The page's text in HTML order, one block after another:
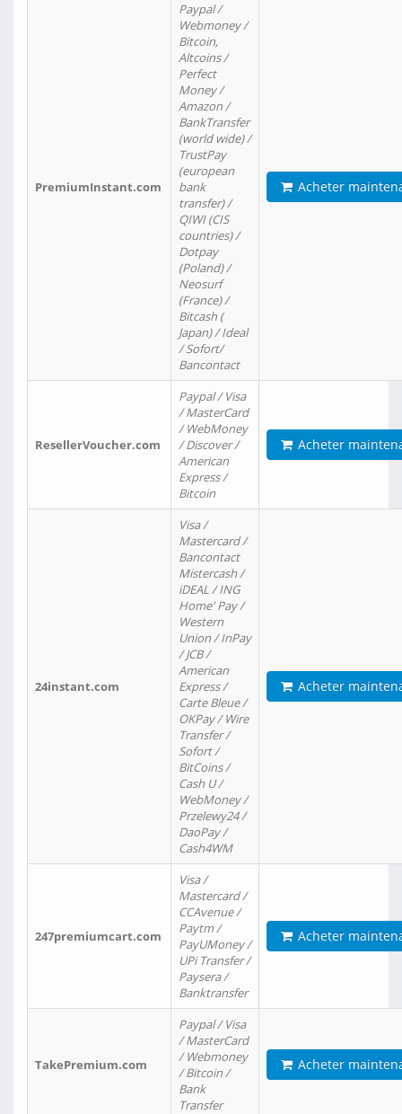
PremiumInstant.com
Paypal /
Webmoney /
Bitcoin,
Altcoins /
Perfect
Money /
Amazon /
BankTransfer
(world wide) /
TrustPay
(european
bank
transfer) /
QIWI (CIS
countries) /
Dotpay
(Poland) /
Neosurf
(France) /
Bitcash (
Japan) / Ideal
/ Sofort/
Bancontact
Acheter
ResellerVoucher.com
Paypal / Visa
/ MasterCard
/ WebMoney
/ Discover /
American
Express /
Bitcoin
Acheter
24instant.com
Visa /
Mastercard /
Bancontact
Mistercash /
iDEAL / ING
Home' Pay /
Western
Union / InPay
/ JCB /
American
Express /
Carte Bleue /
OKPay / Wire
Transfer /
Sofort /
BitCoins /
Cash U /
WebMoney /
Przelewy24 /
DaoPay /
Cash4WM
Acheter
247premiumcart.com
Visa /
Mastercard /
CCAvenue /
Paytm /
PayUMoney /
UPi Transfer /
Paysera /
Banktransfer
Acheter
TakePremium.com
Paypal / Visa
/ MasterCard
/ Webmoney
/ Bitcoin /
Bank
Transfer
Acheter